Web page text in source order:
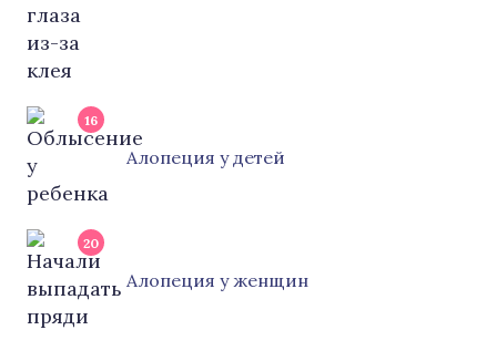
16
Алопеция у детей
20
Алопеция у женщин